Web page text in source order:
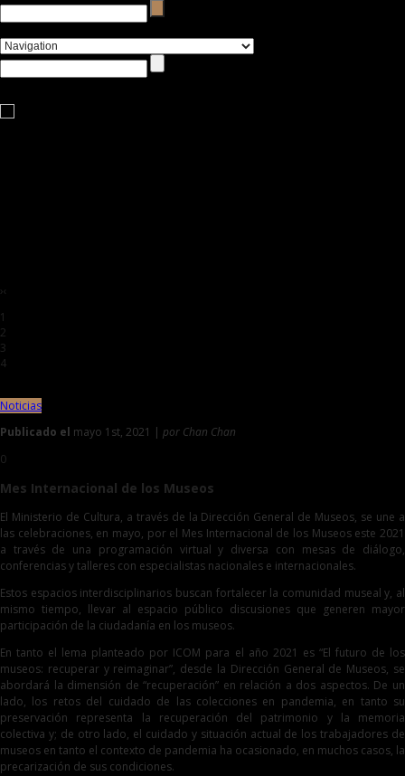
›‹
1
2
3
4
Noticias
Publicado el mayo 1st, 2021 | por Chan Chan
0
Mes Internacional de los Museos
El Ministerio de Cultura, a través de la Dirección General de Museos, se une a
las celebraciones, en mayo, por el Mes Internacional de los Museos este 2021
a través de una programación virtual y diversa con mesas de diálogo,
conferencias y talleres con especialistas nacionales e internacionales.
Estos espacios interdisciplinarios buscan fortalecer la comunidad museal y, al
mismo tiempo, llevar al espacio público discusiones que generen mayor
participación de la ciudadanía en los museos.
En tanto el lema planteado por ICOM para el año 2021 es “El futuro de los
museos: recuperar y reimaginar”, desde la Dirección General de Museos, se
abordará la dimensión de “recuperación” en relación a dos aspectos. De un
lado, los retos del cuidado de las colecciones en pandemia, en tanto su
preservación representa la recuperación del patrimonio y la memoria
colectiva y; de otro lado, el cuidado y situación actual de los trabajadores de
museos en tanto el contexto de pandemia ha ocasionado, en muchos casos, la
precarización de sus condiciones.